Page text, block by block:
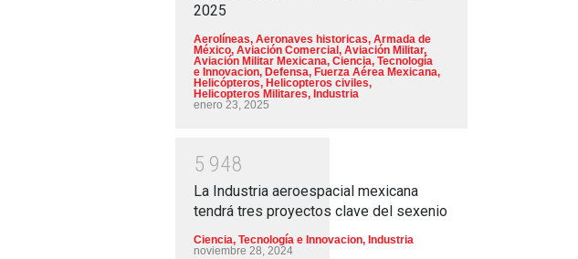
2025
Aerolíneas, Aeronaves historicas, Armada de
México, Aviación Comercial, Aviación Militar,
Aviación Militar Mexicana, Ciencia, Tecnología
e Innovacion, Defensa, Fuerza Aérea Mexicana,
Helicópteros, Helicopteros civiles,
Helicopteros Militares, Industria
enero 23, 2025
5 948
La Industria aeroespacial mexicana
tendrá tres proyectos clave del sexenio
Ciencia, Tecnología e Innovacion, Industria
noviembre 28, 2024